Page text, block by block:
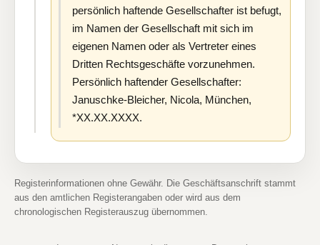
persönlich haftende Gesellschafter ist befugt,
im Namen der Gesellschaft mit sich im
eigenen Namen oder als Vertreter eines
Dritten Rechtsgeschäfte vorzunehmen.
Persönlich haftender Gesellschafter:
Januschke-Bleicher, Nicola, München,
*XX.XX.XXXX.
Registerinformationen ohne Gewähr. Die Geschäftsanschrift stammt
aus den amtlichen Registerangaben oder wird aus dem
chronologischen Registerauszug übernommen.